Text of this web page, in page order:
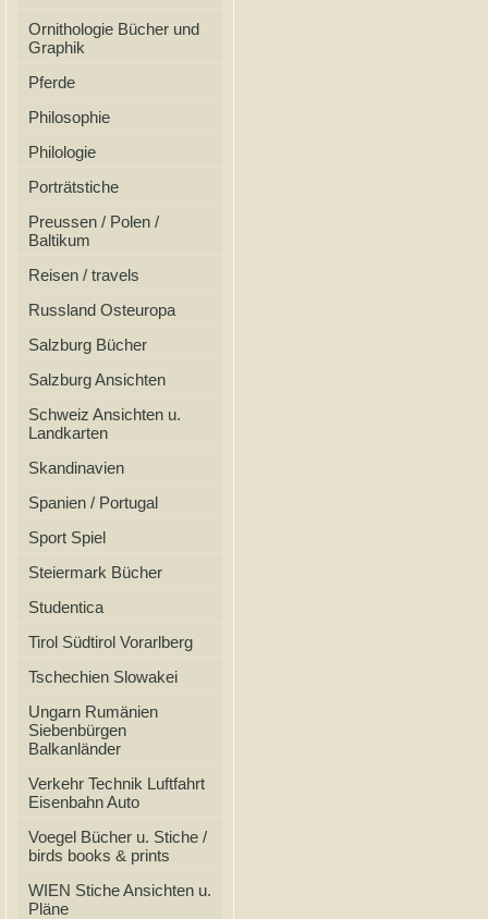
Ornithologie Bücher und
Graphik
Pferde
Philosophie
Philologie
Porträtstiche
Preussen / Polen /
Baltikum
Reisen / travels
Russland Osteuropa
Salzburg Bücher
Salzburg Ansichten
Schweiz Ansichten u.
Landkarten
Skandinavien
Spanien / Portugal
Sport Spiel
Steiermark Bücher
Studentica
Tirol Südtirol Vorarlberg
Tschechien Slowakei
Ungarn Rumänien
Siebenbürgen
Balkanländer
Verkehr Technik Luftfahrt
Eisenbahn Auto
Voegel Bücher u. Stiche /
birds books & prints
WIEN Stiche Ansichten u.
Pläne